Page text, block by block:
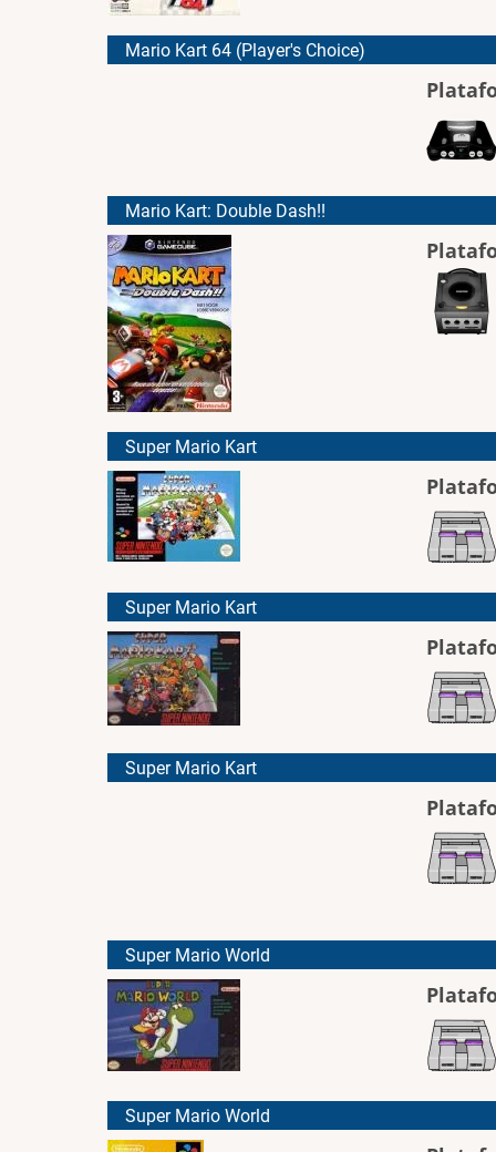
Mario Kart 64 (Player's Choice)
Mario Kart: Double Dash!!
Super Mario Kart
Super Mario Kart
Super Mario Kart
Super Mario World
Super Mario World